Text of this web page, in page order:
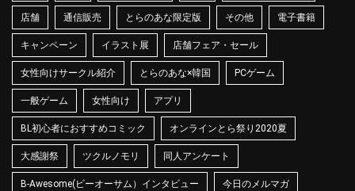
店舗 通信販売 とらのあな限定版 その他 電子書籍
キャンペーン イラスト展 店舗フェア・セール
女性向けサークル紹介 とらのあな×韓国 PCゲーム
一般ゲーム 女性向け アプリ
BL初心者におすすめコミック オンラインとら祭り2020夏
大感謝祭 ツクルノモリ 同人アンケート
B-Awesome(ビーオーサム）インタビュー 今日のメルマガ